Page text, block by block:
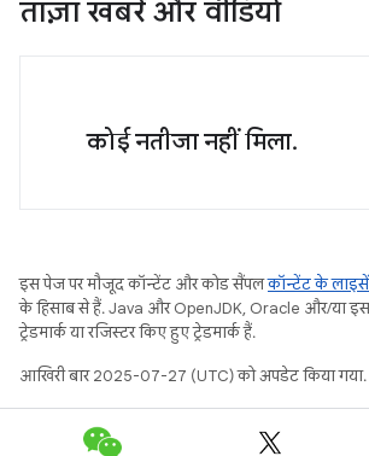
ताज़ा खबरें और वीडियो
कोई नतीजा नहीं मिला.
इस पेज पर मौजूद कॉन्टेंट और कोड सैंपलकॉन्टेंट के
के हिसाब से हैं. Java और OpenJDK, Oracle और/या
ट्रेडमार्क या रजिस्टर किए हुए ट्रेडमार्क हैं.
आखिरी बार 2025-07-27 (UTC) को अपडेट किया गया.